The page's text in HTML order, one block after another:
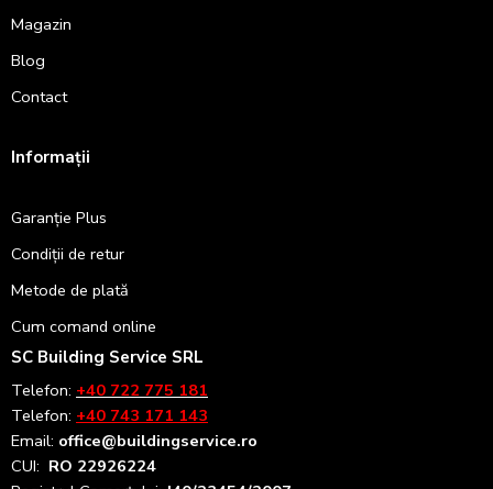
Magazin
Blog
Contact
Informații
Garanție Plus
Condiții de retur
Metode de plată
Cum comand online
SC Building Service SRL
Telefon: +40 722 775 181
Telefon: +40 743 171 143
Email: office@buildingservice.ro
CUI: RO 22926224